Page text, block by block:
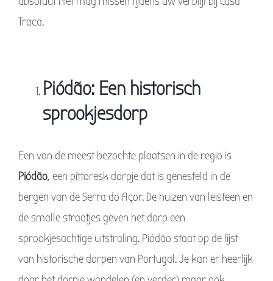
Traca.
Piódão: Een historisch
sprookjesdorp
Een van de meest bezochte plaatsen in de regio is
Piódão, een pittoresk dorpje dat is genesteld in de
bergen van de Serra do Açor. De huizen van leisteen en
de smalle straatjes geven het dorp een
sprookjesachtige uitstraling. Piódão staat op de lijst
van historische dorpen van Portugal. Je kan er heerlijk